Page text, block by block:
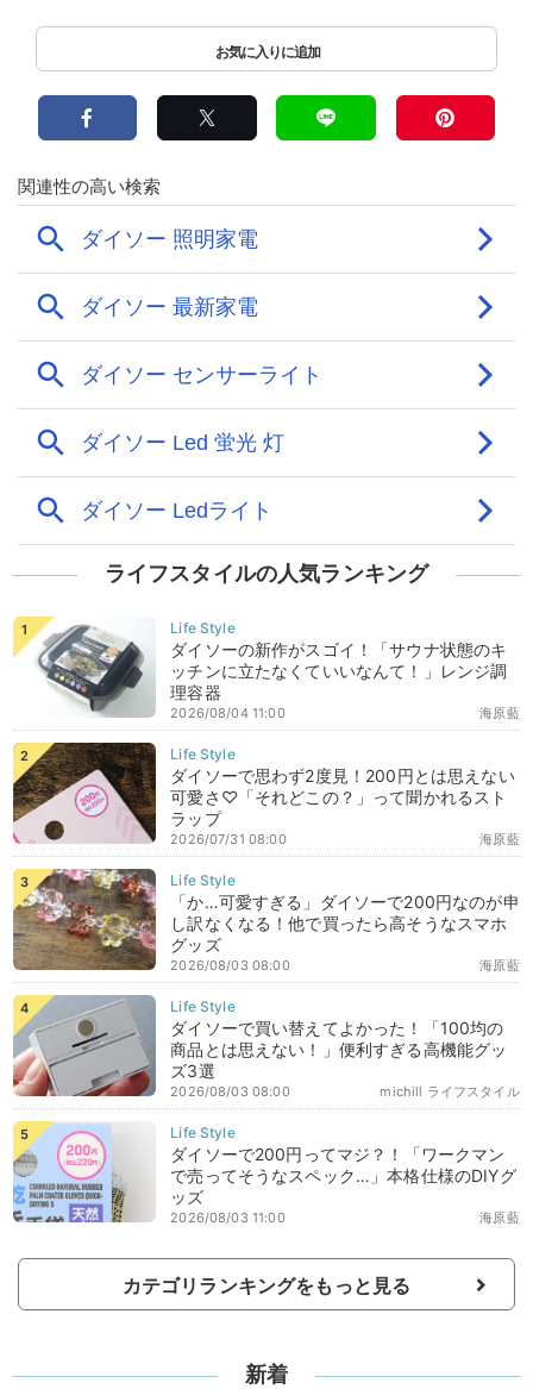
ライフスタイルの人気ランキング
ダイソーの新作がスゴイ！「サウナ状態のキ
ッチンに立たなくていいなんて！」レンジ調
理容器
海原藍
2026/08/04 11:00
ダイソーで思わず2度見！200円とは思えない
可愛さ♡「それどこの？」って聞かれるスト
ラップ
海原藍
2026/07/31 08:00
「か…可愛すぎる」ダイソーで200円なのが申
し訳なくなる！他で買ったら高そうなスマホ
グッズ
海原藍
2026/08/03 08:00
ダイソーで買い替えてよかった！「100均の
商品とは思えない！」便利すぎる高機能グッ
ズ3選
michill ライフスタイル
2026/08/03 08:00
ダイソーで200円ってマジ？！「ワークマン
で売ってそうなスペック…」本格仕様のDIYグ
ッズ
海原藍
2026/08/03 11:00
カテゴリランキングをもっと見る
新着